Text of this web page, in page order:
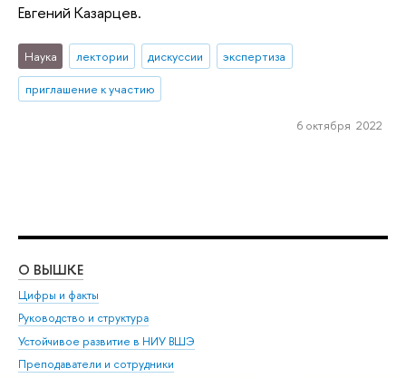
Евгений Казарцев.
Наука лектории дискуссии
экспертиза
приглашение к участию
6 октября 2022
О ВЫШКЕ
Цифры и факты
Руководство и структура
Устойчивое развитие в НИУ ВШЭ
Преподаватели и сотрудники